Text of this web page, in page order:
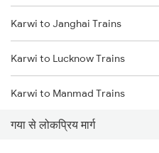
Gaya to Anugraha N Road Trains
Gaya to Kanpur Trains
Gaya to Bhabua Trains
Karwi to Janghai Trains
Karwi to Lucknow Trains
Karwi to Manmad Trains
Karwi to Morena Trains
गया से लोकप्रिय मार्ग